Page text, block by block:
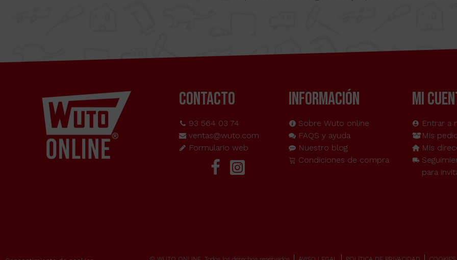
CONTACTO
93 564 03 74
ventas@wuto.com
Formulario web
INFORMACIÓN
Sobre Wuto online
FAQS y ayuda
Nuestro blog
Condiciones de compra
MI
Entrar a
Mis
Mis
para